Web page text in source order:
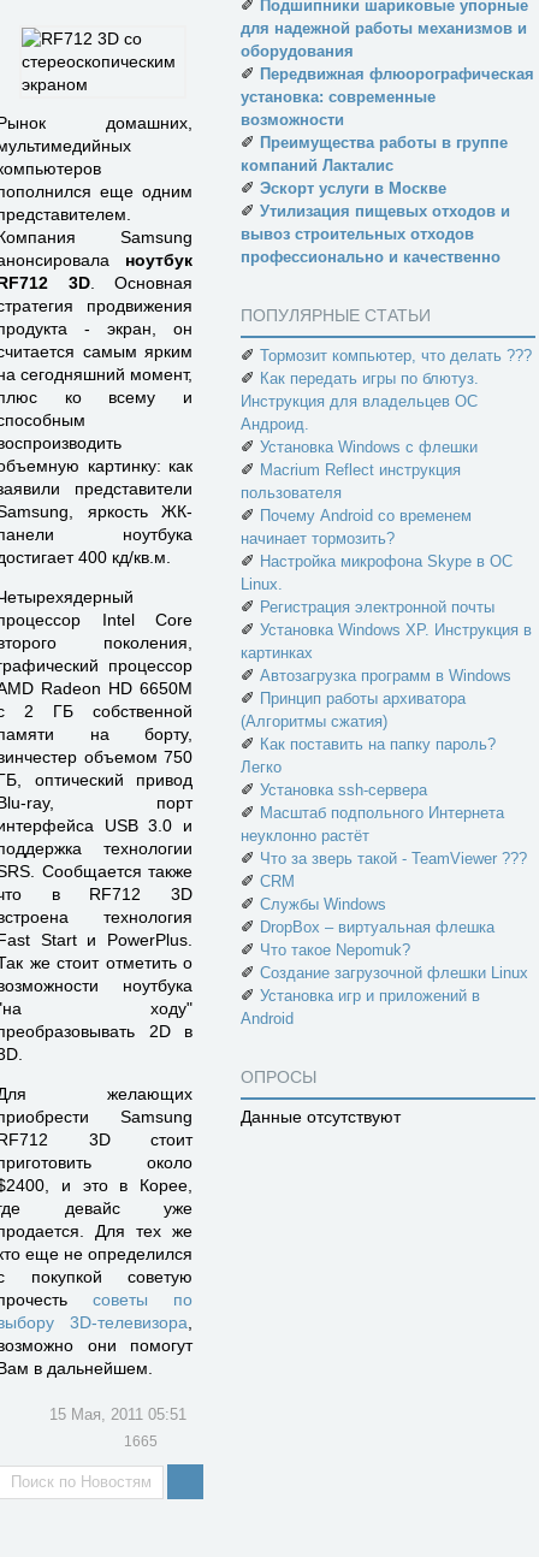
домашних,
еще одним
Samsung
ноутбук
3D. Основная
продвижения
- экран, он
самым ярким
сегодняшний момент,
ко всему и
картинку: как
представители
яркость ЖК-
ноутбука
400 кд/кв.м.
Intel Core
поколения,
процессор
Radeon HD 6650M
2 ГБ собственной
на борту,
объемом 750
оптический привод
ray, порт
USB 3.0 и
технологии
Сообщается также
в RF712 3D
технология
Start и PowerPlus.
же стоит отметить о
ноутбука
ходу"
2D в
желающих
Samsung
3D стоит
около
и это в Корее,
девайс уже
Для тех же
еще не определился
покупкой советую
советы по
3D-телевизора
они помогут
в дальнейшем.
15 Мая, 2011 05:51
1665
✐ Подшипники шариковые упорные
для надежной работы механизмов и
оборудования
✐ Передвижная флюорографическая
установка: современные
возможности
✐ Преимущества работы в группе
компаний Лакталис
✐ Эскорт услуги в Москве
✐ Утилизация пищевых отходов и
вывоз строительных отходов
профессионально и качественно
ПОПУЛЯРНЫЕ СТАТЬИ
✐ Тормозит компьютер, что делать ???
✐ Как передать игры по блютуз.
Инструкция для владельцев ОС
Андроид.
✐ Установка Windows с флешки
✐ Macrium Reflect инструкция
пользователя
✐ Почему Android со временем
начинает тормозить?
✐ Настройка микрофона Skype в ОС
Linux.
✐ Регистрация электронной почты
✐ Установка Windows XP. Инструкция в
картинках
✐ Автозагрузка программ в Windows
✐ Принцип работы архиватора
(Алгоритмы сжатия)
✐ Как поставить на папку пароль?
Легко
✐ Установка ssh-сервера
✐ Масштаб подпольного Интернета
неуклонно растёт
✐ Что за зверь такой - TeamViewer ???
✐ CRM
✐ Службы Windows
✐ DropBox – виртуальная флешка
✐ Что такое Nepomuk?
✐ Создание загрузочной флешки Linux
✐ Установка игр и приложений в
Android
ОПРОСЫ
Данные отсутствуют